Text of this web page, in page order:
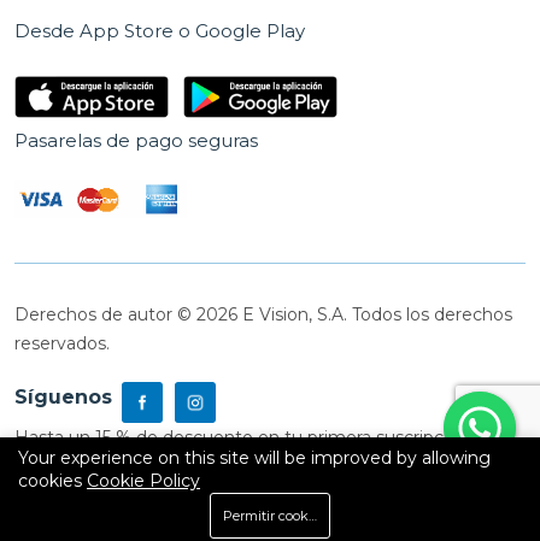
Desde App Store o Google Play
Pasarelas de pago seguras
Derechos de autor © 2026 E Vision, S.A. Todos los derechos
reservados.
Síguenos
Hasta un 15 % de descuento en tu primera suscripción
Carrito
Your experience on this site will be improved by allowing
cookies Cookie Policy
Permitir cookies